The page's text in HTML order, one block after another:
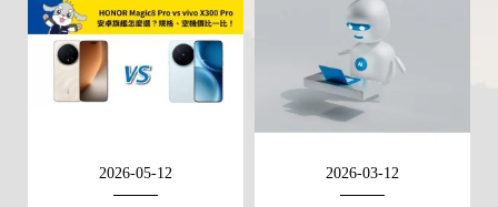
2026-05-12 2026-03-12